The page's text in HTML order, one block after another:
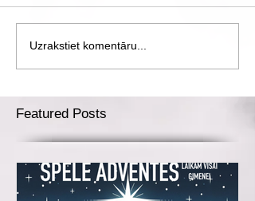
Uzrakstiet komentāru...
Featured Posts